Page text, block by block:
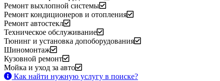
Ремонт выхлопной системы
Ремонт кондиционеров и отопления
Ремонт автостекл
Техническое обслуживание
Тюнинг и установка допоборудования
Шиномонтаж
Кузовной ремонт
Мойка и уход за авто
Как найти нужную услугу в поиске?